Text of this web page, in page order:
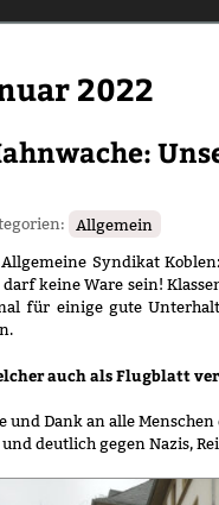
2022
Allgemein
Syndikat
darf keine Ware sein!
für einige gute
auch als Flugblatt
und Dank an alle
deutlich gegen Nazis,